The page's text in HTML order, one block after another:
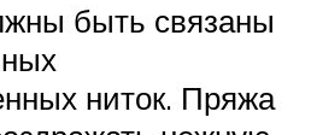
быть связаны
ниток. Пряжа